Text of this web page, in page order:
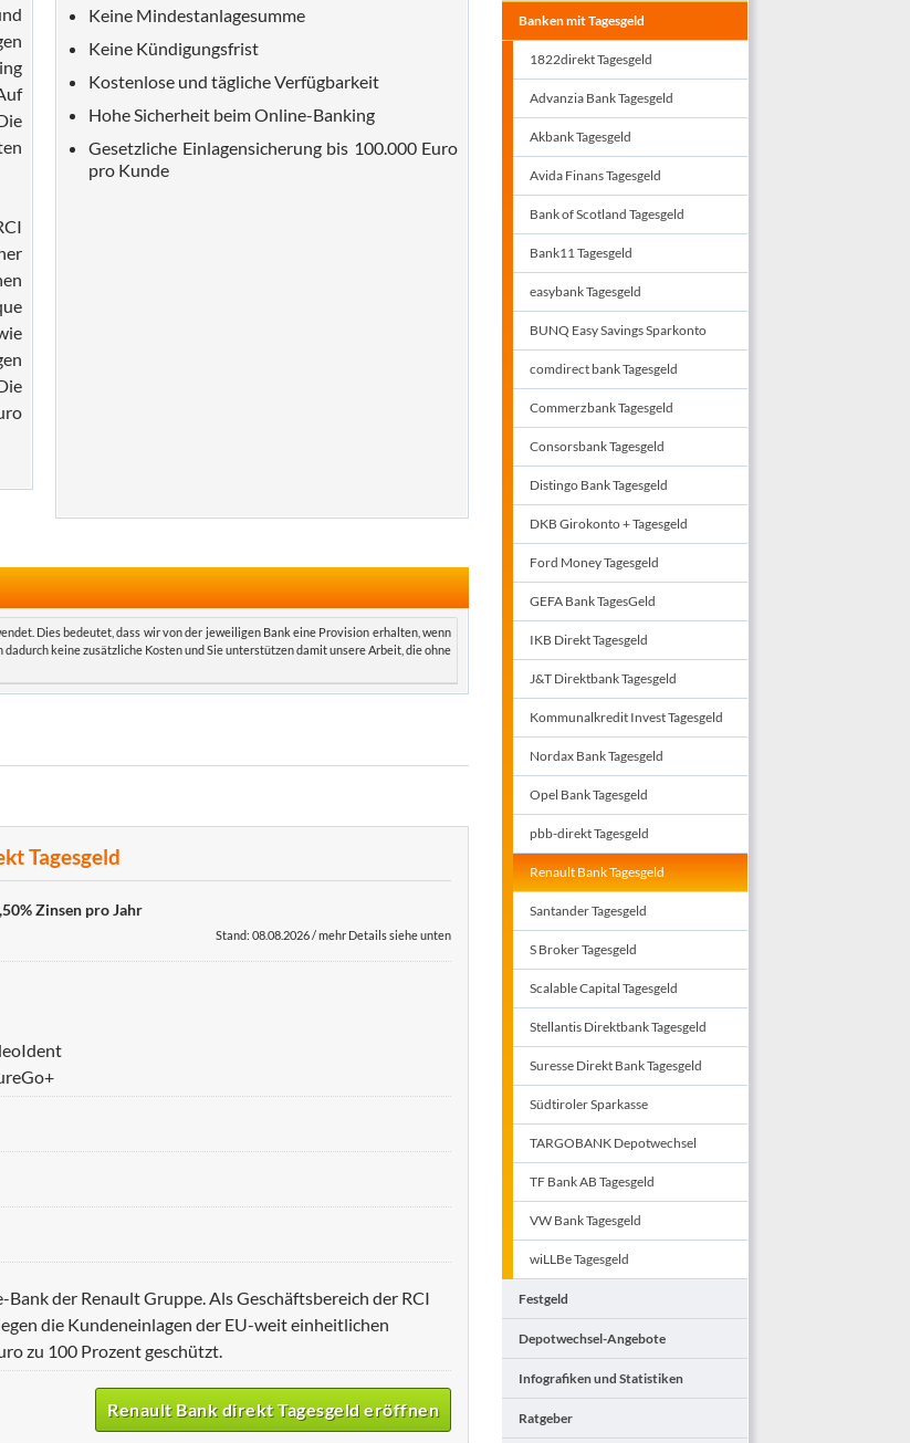
Keine Mindestanlagesumme
Keine Kündigungsfrist
Kostenlose und tägliche Verfügbarkeit
Hohe Sicherheit beim Online-Banking
Gesetzliche Einlagensicherung bis 100.000 Euro
pro Kunde
Dies bedeutet, dass wir von der jeweiligen Bank eine Provision erhalten, wenn
keine zusätzliche Kosten und Sie unterstützen damit unsere Arbeit, die ohne
Tagesgeld
Zinsen pro Jahr
Stand: 08.08.2026 / mehr Details siehe unten
der Renault Gruppe. Als Geschäftsbereich der RCI
die Kundeneinlagen der EU-weit einheitlichen
zu 100 Prozent geschützt.
Renault Bank direkt Tagesgeld eröffnen
Banken mit Tagesgeld
1822direkt Tagesgeld
Advanzia Bank Tagesgeld
Akbank Tagesgeld
Avida Finans Tagesgeld
Bank of Scotland Tagesgeld
Bank11 Tagesgeld
easybank Tagesgeld
BUNQ Easy Savings Sparkonto
comdirect bank Tagesgeld
Commerzbank Tagesgeld
Consorsbank Tagesgeld
Distingo Bank Tagesgeld
DKB Girokonto + Tagesgeld
Ford Money Tagesgeld
GEFA Bank TagesGeld
IKB Direkt Tagesgeld
J&T Direktbank Tagesgeld
Kommunalkredit Invest Tagesgeld
Nordax Bank Tagesgeld
Opel Bank Tagesgeld
pbb-direkt Tagesgeld
Renault Bank Tagesgeld
Santander Tagesgeld
S Broker Tagesgeld
Scalable Capital Tagesgeld
Stellantis Direktbank Tagesgeld
Suresse Direkt Bank Tagesgeld
Südtiroler Sparkasse
TARGOBANK Depotwechsel
TF Bank AB Tagesgeld
VW Bank Tagesgeld
wiLLBe Tagesgeld
Festgeld
Depotwechsel-Angebote
Infografiken und Statistiken
Ratgeber